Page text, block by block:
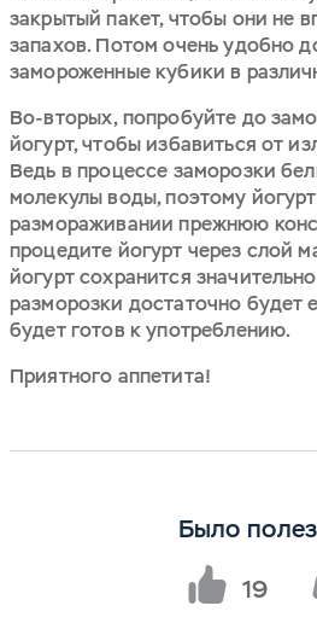
закрытый пакет, чтобы они не
запахов. Потом очень удобно
замороженные кубики в
Во-вторых, попробуйте до
йогурт, чтобы избавиться от
Ведь в процессе заморозки
молекулы воды, поэтому
размораживании прежнюю
процедите йогурт через слой
йогурт сохранится
разморозки достаточно будет
будет готов к употреблению.
Приятного аппетита!
Было
19